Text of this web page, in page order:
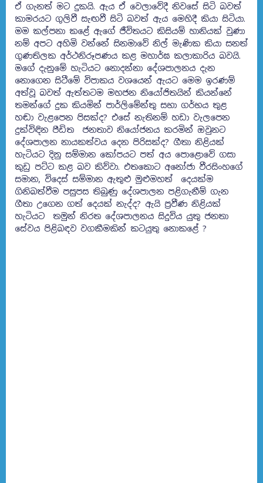
ඒ ගැනත් මට දුකයි. ඇය ඒ වෙලාවේදී නිවසේ සිටි බවත්
කාමරයට ගුලිවී සැඟවී සිටි බවත් ඇය මෙහිදී කියා සිටියා.
මම කල්පනා කළේ ඇගේ ජීවිතයට කිසියම් හානියක් වුණා
නම් අපට අහිමි වන්නේ සිනමාවේ නිල් මැණික කියා සනත්
ගුණතිලක අර්ථනිරූපණය කළ මහාර්ඝ කලාකාරිය බවයි.
මගේ දැනුමේ හැටියට නොදන්නා දේශපාලනය දැන
නොගෙන සිටීමේ විපාකය වශයෙන් ඇයට මෙම ඉරණම්
අත්වූ බවත් ඇත්තටම මහජන නියෝජිතයින් කියන්නේ
තමන්ගේ දුක කියමින් පාර්ලිමේන්තු සභා ගර්භය තුළ
හඬා වැළපෙන පිසක්ද? එසේ නැතිනම් හඩා වැලපෙන
දුක්විඳින පීඩිත ජනතාව නියෝජනය කරමින් ඔවුනට
දේශපාලන නායකත්වය දෙන පිරිසක්ද? ගීතා නිළියක්
හැටියට දිනු සම්මාන කෝපයට පත් අය පොළොවේ ගසා
කුඩු පට්ට කළ බව කිව්වා. එතකොට අනෝජා වීරසිංහගේ
සමාන, විදෙස් සම්මාන ඇතුළු මුළුමහත් දෙයක්ම
ගිනිබත්වීම පසුපස තිබුණු දේශපාලන පළිගැනීම් ගැන
ගීතා උගෙන ගත් දෙයක් නැද්ද? ඇයි ප්‍රවීණ නිළියක්
හැටියට තමුන් නිරත දේශපාලනය සිදුවිය යුතු ජනතා
සේවය පිළිබඳව වගකීමකින් කටයුතු නොකළේ ?